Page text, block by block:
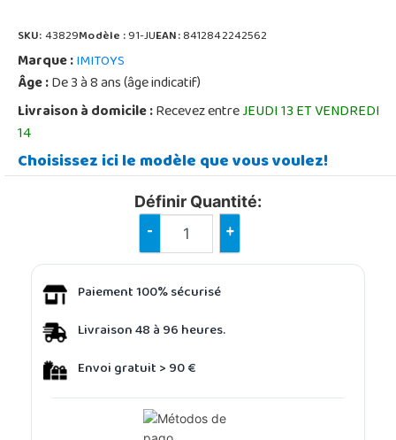
SKU:43829Modèle :91-JUEAN:8412842242562
Marque :IMITOYS
Âge :De 3 à 8 ans (âge indicatif)
Livraison à domicile :Recevez entreJEUDI 13 ET VENDREDI
14
Choisissez ici le modèle que vous voulez!
Définir Quantité:
- +
Paiement 100% sécurisé
Livraison 48 à 96 heures.
Envoi gratuit > 90 €